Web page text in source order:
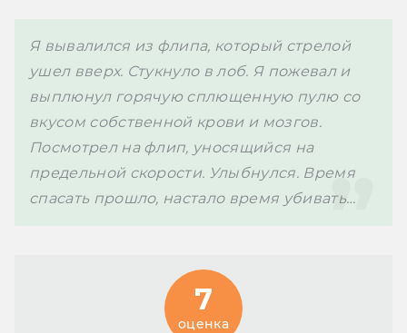
Я вывалился из флипа, который стрелой
ушел вверх. Стукнуло в лоб. Я пожевал и
выплюнул горячую сплющенную пулю со
вкусом собственной крови и мозгов.
Посмотрел на флип, уносящийся на
предельной скорости. Улыбнулся. Время
спасать прошло, настало время убивать…
7
оценка